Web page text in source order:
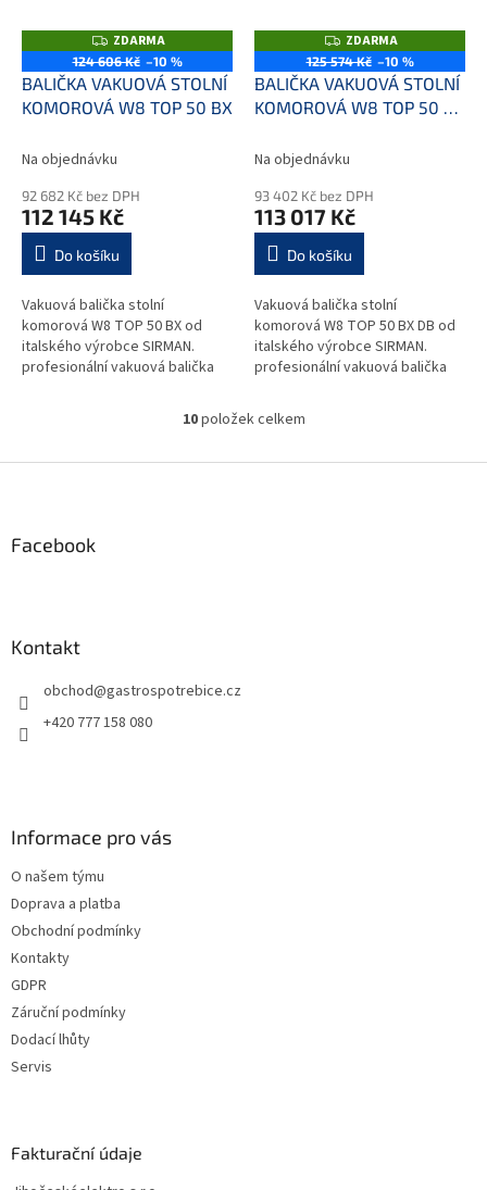
Z
D
A
R
M
A
ZDARMA
124 606 Kč –10 %
BALIČKA VAKUOVÁ STOLNÍ
KOMOROVÁ W8 TOP 50 BX
Na objednávku
92 682 Kč bez DPH
112 145 Kč
Do košíku
Vakuová balička stolní
komorová W8 TOP 50 BX od
italského výrobce SIRMAN.
profesionální vakuová balička
Z
D
A
R
M
A
ZDARMA
125 574 Kč –10 %
BALIČKA VAKUOVÁ STOLNÍ
KOMOROVÁ W8 TOP 50 BX
Na objednávku
93 402 Kč bez DPH
113 017 Kč
Do košíku
Vakuová balička stolní
komorová W8 TOP 50 BX DB od
italského výrobce SIRMAN.
profesionální vakuová balička
v ochranné atmosféře...
O
l
10položek celkem
Facebook
Kontakt
obchod@gastrospotrebice.cz
+420 777 158 080
Informace pro vás
O našem týmu
Doprava a platba
Obchodní podmínky
Kontakty
GDPR
Záruční podmínky
Dodací lhůty
Servis
Fakturační údaje